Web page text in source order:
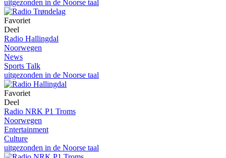
uitgezonden in de Noorse taal
Favoriet
Deel
Radio Hallingdal
Noorwegen
News
Sports Talk
uitgezonden in de Noorse taal
Favoriet
Deel
Radio NRK P1 Troms
Noorwegen
Entertainment
Culture
uitgezonden in de Noorse taal